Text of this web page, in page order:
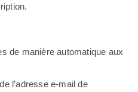
de manière automatique aux
l’adresse e-mail de